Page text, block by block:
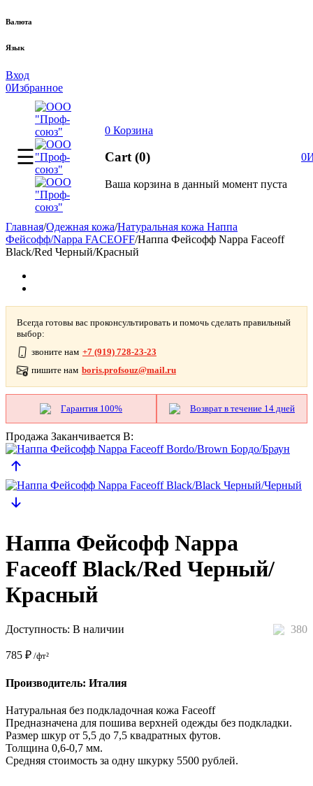
Валюта
Язык
Вход
0Избранное
0 Корзина
Cart (0)
Ваша корзина в данный момент пуста
0
Главная/Одежная кожа/Натуральная кожа Наппа
Фейсофф/Nappa FACEOFF/Наппа Фейсофф Nappa Faceoff
Black/Red Черный/Красный
Всегда готовы вас проконсультировать и помочь сделать правильный
выбор:
звоните нам +7 (919) 728-23-23
пишите нам boris.profsouz@mail.ru
Гарантия 100% Возврат в течение 14 дней
Продажа Заканчивается В:
Наппа Фейсофф Nappa
Faceoff Black/Red Черный/
Красный
380
Доступность: В наличии
785 ₽ /фт²
Производитель: Италия
Натуральная без подкладочная кожа Faceoff
Предназначена для пошива верхней одежды без подкладки.
Размер шкур от 5,5 до 7,5 квадратных футов.
Толщина 0,6-0,7 мм.
Средняя стоимость за одну шкурку 5500 рублей.